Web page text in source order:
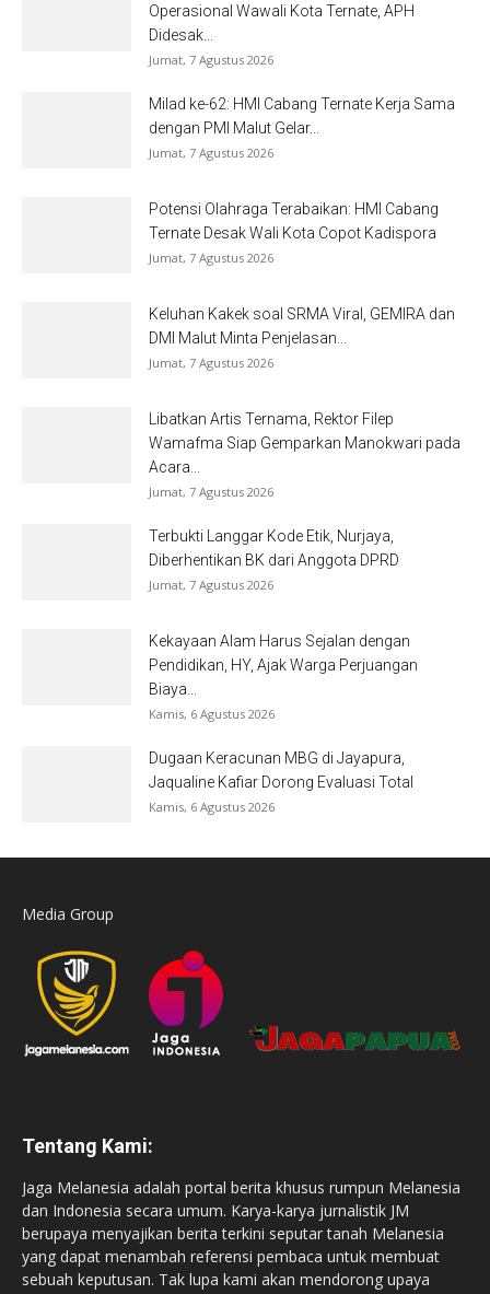
Operasional Wawali Kota Ternate, APH
Didesak...
Jumat, 7 Agustus 2026
Milad ke-62: HMI Cabang Ternate Kerja Sama
dengan PMI Malut Gelar...
Jumat, 7 Agustus 2026
Potensi Olahraga Terabaikan: HMI Cabang
Ternate Desak Wali Kota Copot Kadispora
Jumat, 7 Agustus 2026
Keluhan Kakek soal SRMA Viral, GEMIRA dan
DMI Malut Minta Penjelasan...
Jumat, 7 Agustus 2026
Libatkan Artis Ternama, Rektor Filep
Wamafma Siap Gemparkan Manokwari pada
Acara...
Jumat, 7 Agustus 2026
Terbukti Langgar Kode Etik, Nurjaya,
Diberhentikan BK dari Anggota DPRD
Jumat, 7 Agustus 2026
Kekayaan Alam Harus Sejalan dengan
Pendidikan, HY, Ajak Warga Perjuangan
Biaya...
Kamis, 6 Agustus 2026
Dugaan Keracunan MBG di Jayapura,
Jaqualine Kafiar Dorong Evaluasi Total
Kamis, 6 Agustus 2026
Media Group
Tentang Kami:
Jaga Melanesia adalah portal berita khusus rumpun Melanesia
dan Indonesia secara umum. Karya-karya jurnalistik JM
berupaya menyajikan berita terkini seputar tanah Melanesia
yang dapat menambah referensi pembaca untuk membuat
sebuah keputusan. Tak lupa kami akan mendorong upaya